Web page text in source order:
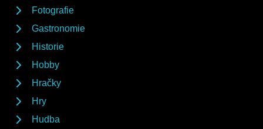
Fotografie
Gastronomie
Historie
Hobby
Hračky
Hry
Hudba